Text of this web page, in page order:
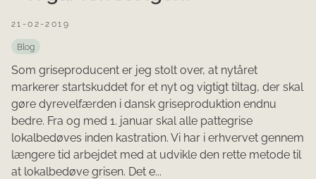
21-02-2019
Blog
Som griseproducent er jeg stolt over, at nytåret
markerer startskuddet for et nyt og vigtigt tiltag, der skal
gøre dyrevelfærden i dansk griseproduktion endnu
bedre. Fra og med 1. januar skal alle pattegrise
lokalbedøves inden kastration. Vi har i erhvervet gennem
længere tid arbejdet med at udvikle den rette metode til
at lokalbedøve grisen. Det e...